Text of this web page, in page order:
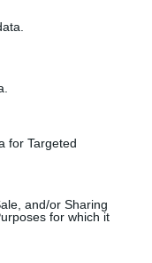
for Targeted
and/or Sharing
for which it
del ático de
de la